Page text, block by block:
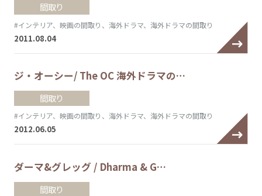
間取り
#インテリア、映画の間取り、海外ドラマ、海外ドラマの間取り
2011.08.04
ジ・オーシー/ The OC 海外ドラマの…
間取り
#インテリア、映画の間取り、海外ドラマ、海外ドラマの間取り
2012.06.05
ダーマ&グレッグ / Dharma & G…
間取り